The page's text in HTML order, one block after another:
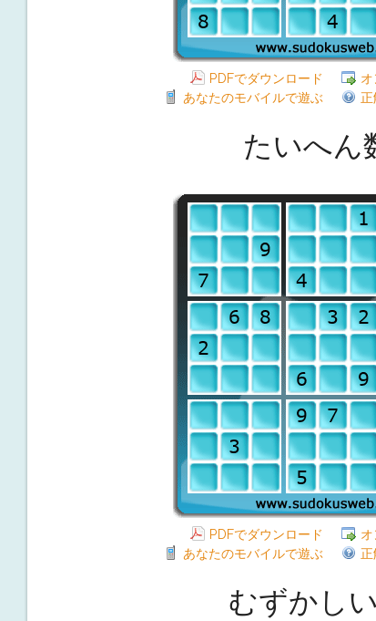
PDFでダウンロード
あなたのモバイルで遊ぶ
正
たいへん
PDFでダウンロード
あなたのモバイルで遊ぶ
正
むずかし